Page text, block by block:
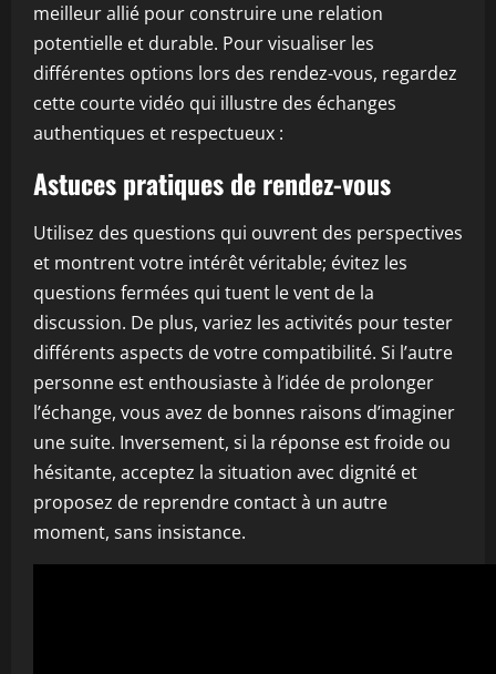
meilleur allié pour construire une relation
potentielle et durable. Pour visualiser les
différentes options lors des rendez-vous, regardez
cette courte vidéo qui illustre des échanges
authentiques et respectueux :
Astuces pratiques de rendez-vous
Utilisez des questions qui ouvrent des perspectives
et montrent votre intérêt véritable; évitez les
questions fermées qui tuent le vent de la
discussion. De plus, variez les activités pour tester
différents aspects de votre compatibilité. Si l’autre
personne est enthousiaste à l’idée de prolonger
l’échange, vous avez de bonnes raisons d’imaginer
une suite. Inversement, si la réponse est froide ou
hésitante, acceptez la situation avec dignité et
proposez de reprendre contact à un autre
moment, sans insistance.